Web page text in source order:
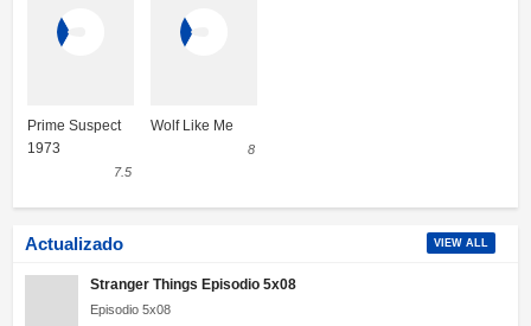
Prime Suspect
1973
7.5
Wolf Like Me
8
Actualizado VIEW ALL
Stranger Things Episodio 5x08
Episodio 5x08